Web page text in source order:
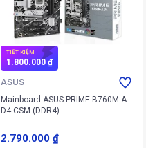
TIẾT KIỆM
1.800.000 ₫
ASUS
Mainboard ASUS PRIME B760M-A
D4-CSM (DDR4)
2.790.000 ₫